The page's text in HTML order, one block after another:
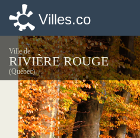
Villes.co
Ville de
RIVIÈRE ROUGE
(Québec)
Villes.co